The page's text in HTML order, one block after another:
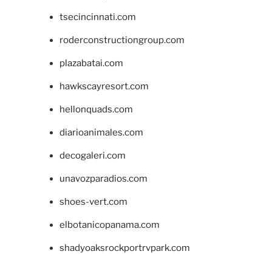
tsecincinnati.com
roderconstructiongroup.com
plazabatai.com
hawkscayresort.com
hellonquads.com
diarioanimales.com
decogaleri.com
unavozparadios.com
shoes-vert.com
elbotanicopanama.com
shadyoaksrockportrvpark.com